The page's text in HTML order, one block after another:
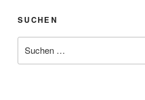
SUCHEN
nach: